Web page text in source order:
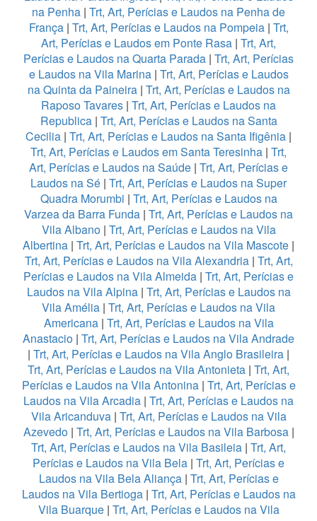
na Penha | Trt, Art, Perícias e Laudos na Penha de
França | Trt, Art, Perícias e Laudos na Pompeia| Trt,
Art, Perícias e Laudos em Ponte Rasa | Trt, Art,
Perícias e Laudos na Quarta Parada | Trt, Art, Perícias
e Laudos na Vila Marina| Trt, Art, Perícias e Laudos
na Quinta da Paineira| Trt, Art, Perícias e Laudos na
Raposo Tavares | Trt, Art, Perícias e Laudos na
Republica| Trt, Art, Perícias e Laudos na Santa
Cecilia | Trt, Art, Perícias e Laudos na Santa Ifigênia |
Trt, Art, Perícias e Laudos em Santa Teresinha | Trt,
Art, Perícias e Laudos na Saúde | Trt, Art, Perícias e
Laudos na Sé | Trt, Art, Perícias e Laudos na Super
Quadra Morumbi | Trt, Art, Perícias e Laudos na
Varzea da Barra Funda | Trt, Art, Perícias e Laudos na
Vila Albano| Trt, Art, Perícias e Laudos na Vila
Albertina | Trt, Art, Perícias e Laudos na Vila Mascote |
Trt, Art, Perícias e Laudos na Vila Alexandria| Trt, Art,
Perícias e Laudos na Vila Almeida | Trt, Art, Perícias e
Laudos na Vila Alpina | Trt, Art, Perícias e Laudos na
Vila Amélia | Trt, Art, Perícias e Laudos na Vila
Americana| Trt, Art, Perícias e Laudos na Vila
Anastacio | Trt, Art, Perícias e Laudos na Vila Andrade
| Trt, Art, Perícias e Laudos na Vila Anglo Brasileira |
Trt, Art, Perícias e Laudos na Vila Antonieta | Trt, Art,
Perícias e Laudos na Vila Antonina| Trt, Art, Perícias e
Laudos na Vila Arcadia | Trt, Art, Perícias e Laudos na
Vila Aricanduva| Trt, Art, Perícias e Laudos na Vila
Azevedo| Trt, Art, Perícias e Laudos na Vila Barbosa|
Trt, Art, Perícias e Laudos na Vila Basileia | Trt, Art,
Perícias e Laudos na Vila Bela | Trt, Art, Perícias e
Laudos na Vila Bela Aliança| Trt, Art, Perícias e
Laudos na Vila Bertioga| Trt, Art, Perícias e Laudos na
Vila Buarque| Trt, Art, Perícias e Laudos na Vila